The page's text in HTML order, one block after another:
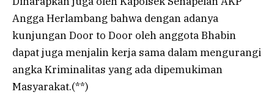
Angga Herlambang bahwa dengan adanya
kunjungan Door to Door oleh anggota Bhabin
dapat juga menjalin kerja sama dalam mengurangi
angka Kriminalitas yang ada dipemukiman
Masyarakat.(**)